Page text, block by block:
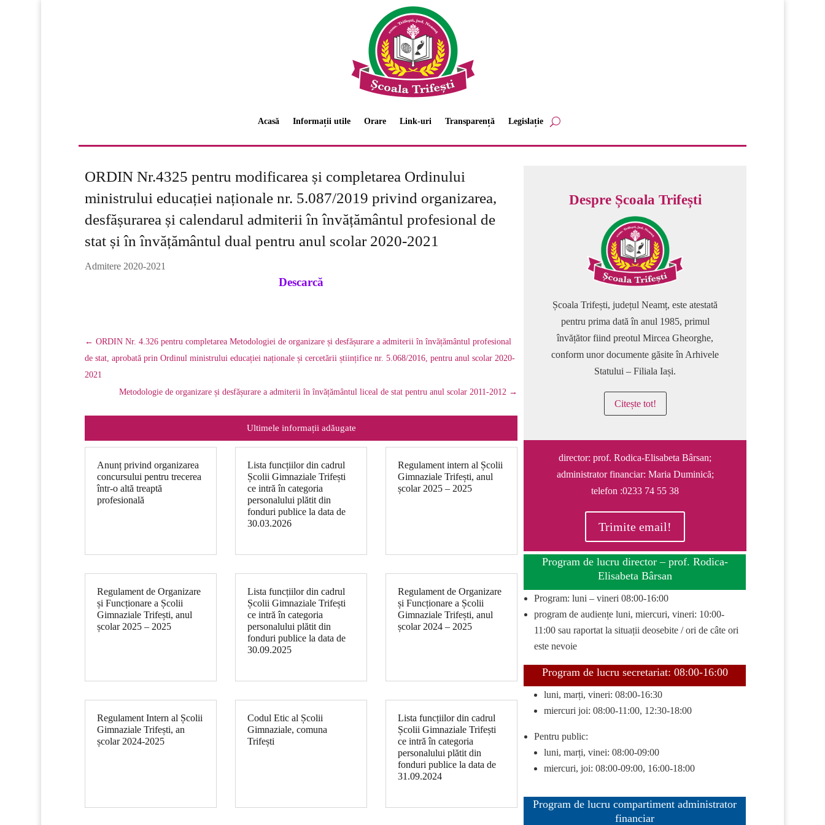
Acasă Informații utile Orare Link-uri Transparență Legislație
ORDIN Nr.4325 pentru modificarea și completarea Ordinului
ministrului educației naționale nr. 5.087/2019 privind organizarea,
desfășurarea și calendarul admiterii în învățământul profesional de
stat și în învățământul dual pentru anul scolar 2020-2021
Admitere 2020-2021
Descarcă
← ORDIN Nr. 4.326 pentru completarea Metodologiei de organizare și desfășurare a admiterii în învățământul profesional
de stat, aprobată prin Ordinul ministrului educației naționale și cercetării științifice nr. 5.068/2016, pentru anul scolar 2020-
2021
Metodologie de organizare și desfășurare a admiterii în învățământul liceal de stat pentru anul scolar 2011-2012 →
Ultimele informații adăugate
Anunț privind organizarea
concursului pentru trecerea
într-o altă treaptă
profesională
Lista funcțiilor din cadrul
Școlii Gimnaziale Trifești
ce intră în categoria
personalului plătit din
fonduri publice la data de
30.03.2026
Regulament intern al Școlii
Gimnaziale Trifești, anul
școlar 2025 – 2025
Regulament de Organizare
și Funcționare a Școlii
Gimnaziale Trifești, anul
școlar 2025 – 2025
Lista funcțiilor din cadrul
Școlii Gimnaziale Trifești
ce intră în categoria
personalului plătit din
fonduri publice la data de
30.09.2025
Regulament de Organizare
și Funcționare a Școlii
Gimnaziale Trifești, anul
școlar 2024 – 2025
Regulament Intern al Școlii
Gimnaziale Trifești, an
școlar 2024-2025
Codul Etic al Școlii
Gimnaziale, comuna
Trifești
Lista funcțiilor din cadrul
Școlii Gimnaziale Trifești
ce intră în categoria
personalului plătit din
fonduri publice la data de
31.09.2024
Despre Școala Trifești
Școala Trifești, județul Neamț, este atestată
pentru prima dată în anul 1985, primul
învățător fiind preotul Mircea Gheorghe,
conform unor documente găsite în Arhivele
Statului – Filiala Iași.
Citește tot!
director: prof. Rodica-Elisabeta Bârsan;
administrator financiar: Maria Duminică;
telefon :0233 74 55 38
Trimite email!
Program de lucru director – prof. Rodica-
Elisabeta Bârsan
Program: luni – vineri 08:00-16:00
program de audiențe luni, miercuri, vineri: 10:00-
11:00 sau raportat la situații deosebite / ori de câte ori
este nevoie
Program de lucru secretariat: 08:00-16:00
luni, marți, vineri: 08:00-16:30
miercuri joi: 08:00-11:00, 12:30-18:00
Pentru public:
luni, marți, vinei: 08:00-09:00
miercuri, joi: 08:00-09:00, 16:00-18:00
Program de lucru compartiment administrator
financiar